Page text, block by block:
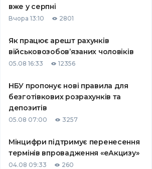
ПУТІВНИКИ ПО
ВСІ СТРАХОВІ ПОЛІСИ
СТРАХОВІ КОМПАНІЇ
ВІДГУКИ ПРО СТРАХОВІ
КОМПАНІЇ
вже у серпні
Вчора 13:10 2801
Як працює арешт рахунків
військовозобов’язаних чоловіків
05.08 16:33 12356
НБУ пропонує нові правила для
безготівкових розрахунків та
депозитів
05.08 07:00 3257
Мінцифри підтримує перенесення
термінів впровадження «еАкцизу»
04.08 09:33 260